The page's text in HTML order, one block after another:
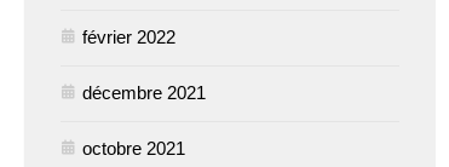
février 2022
décembre 2021
octobre 2021